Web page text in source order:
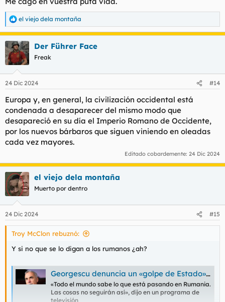
R
e
a
c
c
i
e
:
el viejo dela montaña
Der Führer Face
Freak
24 Dic 2024 #14
Europa y, en general, la civilización occidental está
condenada a desaparecer del mismo modo que
desapareció en su día el Imperio Romano de Occidente,
por los nuevos bárbaros que siguen viniendo en oleadas
cada vez mayores.
Editado cobardemente: 24 Dic 2024
el viejo dela montaña
Muerto por dentro
24 Dic 2024 #15
Troy McClon rebuznó:
Y si no que se lo digan a los rumanos ¿ah?
Georgescu denuncia un «golpe de Estado» en Rumanía
«Todo el mundo sabe lo que está pasando en Rumania.
Las cosas no seguirán así», dijo en un programa de
televisión